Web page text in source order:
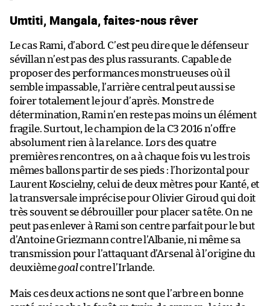
Umtiti, Mangala, faites-nous rêver
Le cas Rami, d’abord. C’est peu dire que le défenseur
sévillan n’est pas des plus rassurants. Capable de
proposer des performances monstrueuses où il
semble impassable, l’arrière central peut aussi se
foirer totalement le jour d’après. Monstre de
détermination, Rami n’en reste pas moins un élément
fragile. Surtout, le champion de la C3 2016 n’offre
absolument rien à la relance. Lors des quatre
premières rencontres, on a à chaque fois vu les trois
mêmes ballons partir de ses pieds : l’horizontal pour
Laurent Koscielny, celui de deux mètres pour Kanté, et
la transversale imprécise pour Olivier Giroud qui doit
très souvent se débrouiller pour placer sa tête. On ne
peut pas enlever à Rami son centre parfait pour le but
d’Antoine Griezmann contre l’Albanie, ni même sa
transmission pour l’attaquant d’Arsenal à l’origine du
deuxièmegoalcontre l’Irlande.
Mais ces deux actions ne sont que l’arbre en bonne